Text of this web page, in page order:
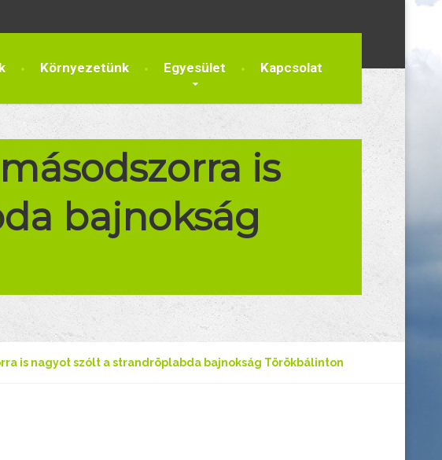
Környezetünk Egyesület Kapcsolat
is
bajnokság
is nagyot szólt a strandröplabda bajnokság Törökbálinton